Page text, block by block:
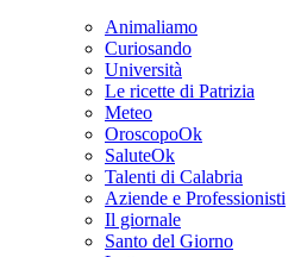
Animaliamo
Curiosando
Università
Le ricette di Patrizia
Meteo
OroscopoOk
SaluteOk
Talenti di Calabria
Aziende e Professionisti
Il giornale
Santo del Giorno